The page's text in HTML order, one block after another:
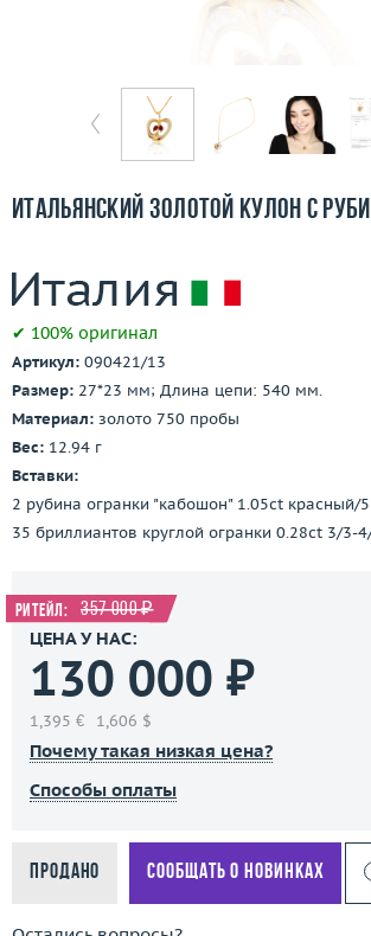
Покупка и оплата
Контакты
3D-тур по шоуруму
Заказать звонок
Итальянский золотой кулон с
✔ 100% оригинал
Артикул: 090421/13
Размер: 27*23 мм; Длина цепи: 540 мм.
Материал: золото 750 пробы
Вес: 12.94 г
Вставки:
2 рубина огранки "кабошон" 1.05ct красный/5
35 бриллиантов круглой огранки 0.28ct 3/3-
Ритейл: 357 000 ₽
ЦЕНА У НАС:
130 000 ₽
1,395 € 1,606 $
Почему такая низкая цена?
Способы оплаты
Продано Сообщать о новинках